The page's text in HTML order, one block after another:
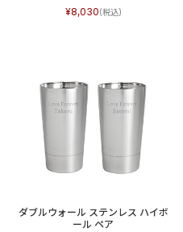
8,030
ダブルウォール ステンレス ハイボ
ール ペア